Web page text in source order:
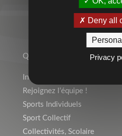
TEMPS 2
Qui sommes-nous ?
Indépendant ? Rejoignez le
Rejoignez l’équipe !
Sports Individuels
Sport Collectif
Collectivités, Scolaire
Deny all
Privacy